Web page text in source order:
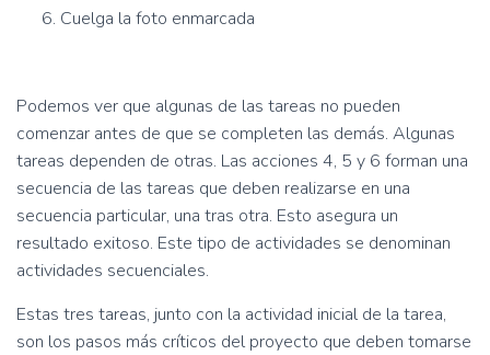
Cuelga la foto enmarcada
Podemos ver que algunas de las tareas no pueden
comenzar antes de que se completen las demás. Algunas
tareas dependen de otras. Las acciones 4, 5 y 6 forman una
secuencia de las tareas que deben realizarse en una
secuencia particular, una tras otra. Esto asegura un
resultado exitoso. Este tipo de actividades se denominan
actividades secuenciales.
Estas tres tareas, junto con la actividad inicial de la tarea,
son los pasos más críticos del proyecto que deben tomarse